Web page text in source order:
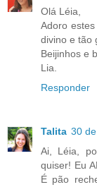
Olá Léia,
Adoro
divino e tão
Beijinhos e
Lia.
Responder
Talita 30
Ai, Léia,
quiser! Eu
É pão